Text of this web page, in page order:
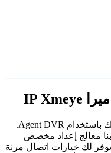
قم بتكوين Xmeye كاميرات IP الخاصة بك باستخدام Agent DVR.
معالج إعداد مخصص
لطرز Xmeye، وتوافق ONVIF و RTSP يوفر لك خيارات اتصال مرنة